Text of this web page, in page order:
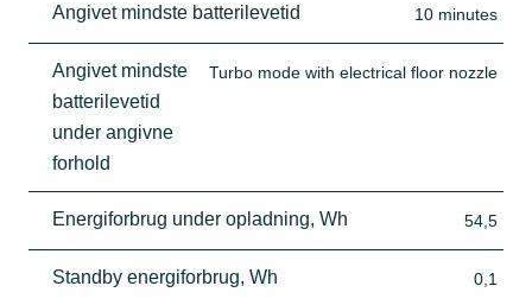
Angivet mindste batterilevetid 10 minutes
Angivet mindste
batterilevetid
under angivne
forhold
Turbo mode with electrical floor nozzle
Energiforbrug under opladning, Wh 54,5
Standby energiforbrug, Wh 0,1